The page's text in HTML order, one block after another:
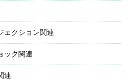
ェクション関連
ック関連
連